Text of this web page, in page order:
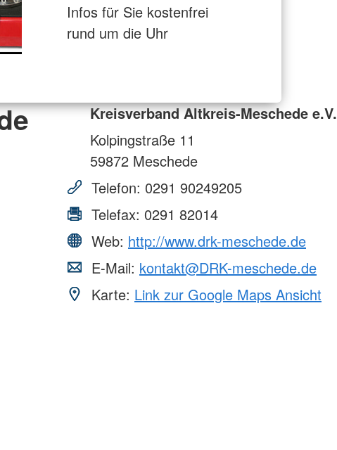
Infos für Sie kostenfrei
rund um die Uhr
Kreisverband Altkreis-Meschede e.V.
Kolpingstraße 11
59872 Meschede
Telefon: 0291 90249205
Telefax: 0291 82014
Web: http://www.drk-meschede.de
E-Mail: kontakt@DRK-meschede.de
Karte: Link zur Google Maps Ansicht